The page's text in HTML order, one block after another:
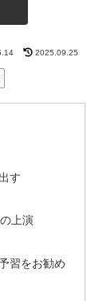
2025.09.25
す
上演
習をお勧め